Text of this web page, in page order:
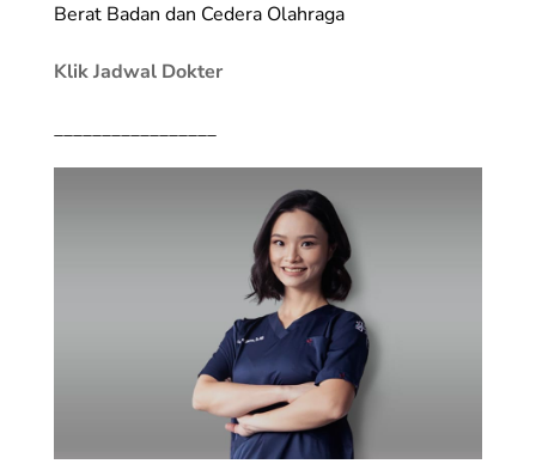
Berat Badan dan Cedera Olahraga
Klik Jadwal Dokter
_________________